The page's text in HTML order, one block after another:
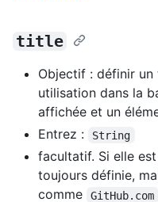
title
Objectif : définir
utilisation dans la
affichée et un
Entrez :
String
facultatif. Si elle
toujours définie,
comme
GitHub.com